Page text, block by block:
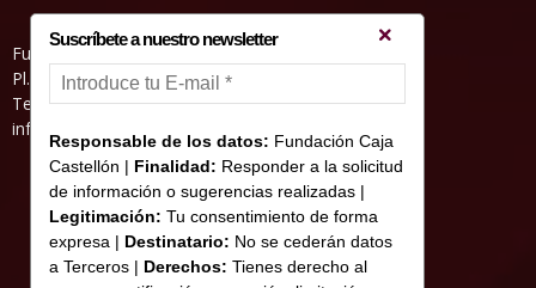
Fundació Caixa Castelló • Casa Abadía
Pl. de l’Herba, s/nº. 12001 Castelló de la Plana
Telèfon 964 232 551 • Fax 964 231 550
informacion@fundacioncajacastellon.es
Suscríbete a nuestro newsletter
Responsable de los datos: Fundación Caja
Castellón | Finalidad: Responder a la solicitud
de información o sugerencias realizadas |
Legitimación: Tu consentimiento de forma
expresa | Destinatario: No se cederán datos
a Terceros | Derechos: Tienes derecho al